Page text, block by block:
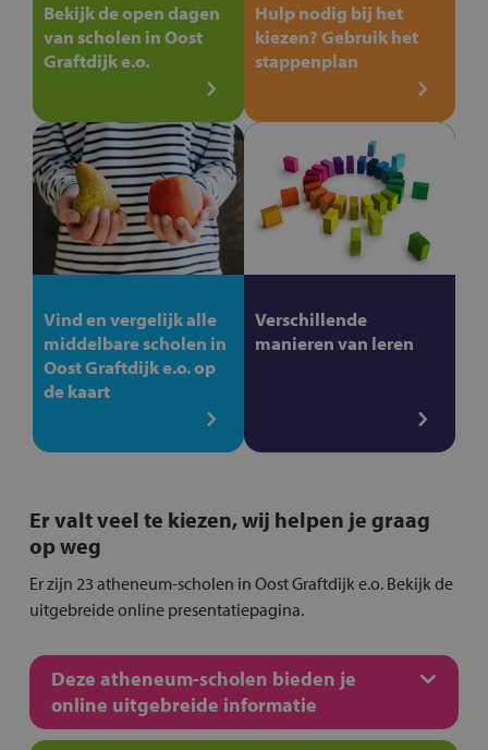
Bekijk de open dagen
van scholen in Oost
Graftdijk e.o.
Hulp nodig bij het
kiezen? Gebruik het
stappenplan
Vind en vergelijk alle
middelbare scholen in
Oost Graftdijk e.o. op
de kaart
Verschillende
manieren van leren
Er valt veel te kiezen, wij helpen je graag
op weg
Er zijn 23 atheneum-scholen in Oost Graftdijk e.o. Bekijk de
uitgebreide online presentatiepagina.
Deze atheneum-scholen bieden je
online uitgebreide informatie